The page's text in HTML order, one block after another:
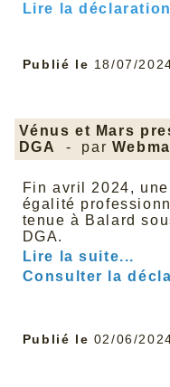
Lire la
Publié le 18/07/
Vénus et Mars
DGA
- par
Fin avril 2024,
égalité
tenue à Balard
DGA.
Lire la suite...
Consulter la
Publié le 02/06/